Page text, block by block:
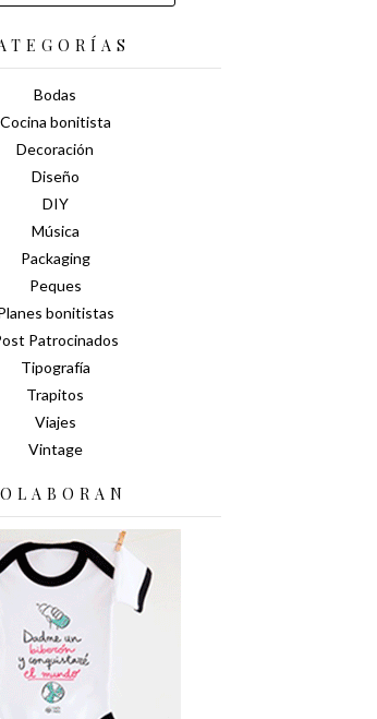
Bodas
Cocina bonitista
Decoración
Diseño
DIY
Música
Packaging
Peques
bonitistas
Patrocinados
Tipografía
Trapitos
Viajes
Vintage